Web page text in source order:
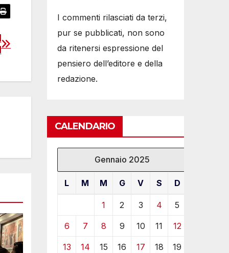
I commenti rilasciati da terzi,
pur se pubblicati, non sono
da ritenersi espressione del
pensiero dell’editore e della
redazione.
CALENDARIO
Gennaio 2025
L M M G V S D
1 2 3 4 5
6 7 8 9 10 11 12
13 14 15 16 17 18 19